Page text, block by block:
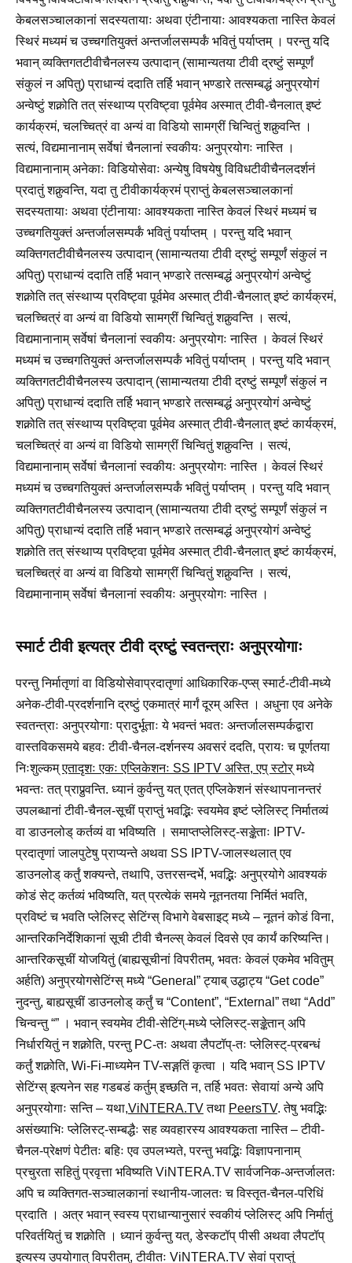
केबलसञ्चालकानां सदस्यतायाः अथवा एंटीनायाः आवश्यकता नास्ति केवलं
स्थिरं मध्यमं च उच्चगतियुक्तं अन्तर्जालसम्पर्कं भवितुं पर्याप्तम् । परन्तु यदि
भवान् व्यक्तिगतटीवीचैनलस्य उत्पादान् (सामान्यतया टीवी द्रष्टुं सम्पूर्णं
संकुलं न अपितु) प्राधान्यं ददाति तर्हि भवान् भण्डारे तत्सम्बद्धं अनुप्रयोगं
अन्वेष्टुं शक्नोति तत् संस्थाप्य प्रविष्ट्वा पूर्वमेव अस्मात् टीवी-चैनलात् इष्टं
कार्यक्रमं, चलच्चित्रं वा अन्यं वा विडियो सामग्रीं चिन्वितुं शक्नुवन्ति ।
सत्यं, विद्यमानानाम् सर्वेषां चैनलानां स्वकीयः अनुप्रयोगः नास्ति ।
विद्यमानानाम् अनेकाः विडियोसेवाः अन्येषु विषयेषु विविधटीवीचैनलदर्शनं
प्रदातुं शक्नुवन्ति, यदा तु टीवीकार्यक्रमं प्राप्तुं केबलसञ्चालकानां
सदस्यतायाः अथवा एंटीनायाः आवश्यकता नास्ति केवलं स्थिरं मध्यमं च
उच्चगतियुक्तं अन्तर्जालसम्पर्कं भवितुं पर्याप्तम् । परन्तु यदि भवान्
व्यक्तिगतटीवीचैनलस्य उत्पादान् (सामान्यतया टीवी द्रष्टुं सम्पूर्णं संकुलं न
अपितु) प्राधान्यं ददाति तर्हि भवान् भण्डारे तत्सम्बद्धं अनुप्रयोगं अन्वेष्टुं
शक्नोति तत् संस्थाप्य प्रविष्ट्वा पूर्वमेव अस्मात् टीवी-चैनलात् इष्टं कार्यक्रमं,
चलच्चित्रं वा अन्यं वा विडियो सामग्रीं चिन्वितुं शक्नुवन्ति । सत्यं,
विद्यमानानाम् सर्वेषां चैनलानां स्वकीयः अनुप्रयोगः नास्ति । केवलं स्थिरं
मध्यमं च उच्चगतियुक्तं अन्तर्जालसम्पर्कं भवितुं पर्याप्तम् । परन्तु यदि भवान्
व्यक्तिगतटीवीचैनलस्य उत्पादान् (सामान्यतया टीवी द्रष्टुं सम्पूर्णं संकुलं न
अपितु) प्राधान्यं ददाति तर्हि भवान् भण्डारे तत्सम्बद्धं अनुप्रयोगं अन्वेष्टुं
शक्नोति तत् संस्थाप्य प्रविष्ट्वा पूर्वमेव अस्मात् टीवी-चैनलात् इष्टं कार्यक्रमं,
चलच्चित्रं वा अन्यं वा विडियो सामग्रीं चिन्वितुं शक्नुवन्ति । सत्यं,
विद्यमानानाम् सर्वेषां चैनलानां स्वकीयः अनुप्रयोगः नास्ति । केवलं स्थिरं
मध्यमं च उच्चगतियुक्तं अन्तर्जालसम्पर्कं भवितुं पर्याप्तम् । परन्तु यदि भवान्
व्यक्तिगतटीवीचैनलस्य उत्पादान् (सामान्यतया टीवी द्रष्टुं सम्पूर्णं संकुलं न
अपितु) प्राधान्यं ददाति तर्हि भवान् भण्डारे तत्सम्बद्धं अनुप्रयोगं अन्वेष्टुं
शक्नोति तत् संस्थाप्य प्रविष्ट्वा पूर्वमेव अस्मात् टीवी-चैनलात् इष्टं कार्यक्रमं,
चलच्चित्रं वा अन्यं वा विडियो सामग्रीं चिन्वितुं शक्नुवन्ति । सत्यं,
विद्यमानानाम् सर्वेषां चैनलानां स्वकीयः अनुप्रयोगः नास्ति ।
स्मार्ट टीवी इत्यत्र टीवी द्रष्टुं स्वतन्त्राः अनुप्रयोगाः
परन्तु निर्मातृणां वा विडियोसेवाप्रदातृणां आधिकारिक-एप्स् स्मार्ट-टीवी-मध्ये
अनेक-टीवी-प्रदर्शनानि द्रष्टुं एकमात्रं मार्गं दूरम् अस्ति । अधुना एव अनेके
स्वतन्त्राः अनुप्रयोगाः प्रादुर्भूताः ये भवन्तं भवतः अन्तर्जालसम्पर्कद्वारा
वास्तविकसमये बहवः टीवी-चैनल-दर्शनस्य अवसरं ददति, प्रायः च पूर्णतया
निःशुल्कम्एतादृशः एकः एप्लिकेशनः SS IPTV अस्ति, एप् स्टोर्मध्ये
भवन्तः तत् प्राप्नुवन्ति. ध्यानं कुर्वन्तु यत् एतत् एप्लिकेशनं संस्थापनानन्तरं
उपलब्धानां टीवी-चैनल-सूचीं प्राप्तुं भवद्भिः स्वयमेव इष्टं प्लेलिस्ट् निर्मातव्यं
वा डाउनलोड् कर्तव्यं वा भविष्यति । समाप्तप्लेलिस्ट्-सङ्केताः IPTV-
प्रदातृणां जालपुटेषु प्राप्यन्ते अथवा SS IPTV-जालस्थलात् एव
डाउनलोड् कर्तुं शक्यन्ते, तथापि, उत्तरसन्दर्भे, भवद्भिः अनुप्रयोगे आवश्यकं
कोडं सेट् कर्तव्यं भविष्यति, यत् प्रत्येकं समये नूतनतया निर्मितं भवति,
प्रविष्टं च भवति प्लेलिस्ट् सेटिंग्स् विभागे वेबसाइट् मध्ये – नूतनं कोडं विना,
आन्तरिकनिर्देशिकानां सूची टीवी चैनल्स् केवलं दिवसे एव कार्यं करिष्यन्ति।
आन्तरिकसूचीं योजयितुं (बाह्यसूचीनां विपरीतम्, भवतः केवलं एकमेव भवितुम्
अर्हति) अनुप्रयोगसेटिंग्स् मध्ये “General” ट्याब् उद्घाट्य “Get code”
नुदन्तु, बाह्यसूचीं डाउनलोड् कर्तुं च “Content”, “External” तथा “Add”
चिन्वन्तु “” । भवान् स्वयमेव टीवी-सेटिंग्-मध्ये प्लेलिस्ट्-सङ्केतान् अपि
निर्धारयितुं न शक्नोति, परन्तु PC-तः अथवा लैपटॉप्-तः प्लेलिस्ट्-प्रबन्धं
कर्तुं शक्नोति, Wi-Fi-माध्यमेन TV-सङ्गतिं कृत्वा । यदि भवान् SS IPTV
सेटिंग्स् इत्यनेन सह गडबडं कर्तुम् इच्छति न, तर्हि भवतः सेवायां अन्ये अपि
अनुप्रयोगाः सन्ति – यथा,ViNTERA.TVतथा PeersTV. तेषु भवद्भिः
असंख्याभिः प्लेलिस्ट्-सम्बद्धैः सह व्यवहारस्य आवश्यकता नास्ति – टीवी-
चैनल-प्रेक्षणं पेटीतः बहिः एव उपलभ्यते, परन्तु भवद्भिः विज्ञापनानाम्
प्रचुरता सहितुं प्रवृत्ता भविष्यति ViNTERA.TV सार्वजनिक-अन्तर्जालतः
अपि च व्यक्तिगत-सञ्चालकानां स्थानीय-जालतः च विस्तृत-चैनल-परिधिं
प्रदाति । अत्र भवान् स्वस्य प्राधान्यानुसारं स्वकीयं प्लेलिस्ट् अपि निर्मातुं
परिवर्तयितुं च शक्नोति । ध्यानं कुर्वन्तु यत्, डेस्कटॉप् पीसी अथवा लैपटॉप्
इत्यस्य उपयोगात् विपरीतम्, टीवीतः ViNTERA.TV सेवां प्राप्तुं